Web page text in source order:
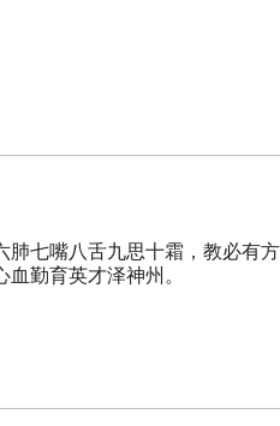
七嘴八舌九思十霜，教必有
勤育英才泽神州。